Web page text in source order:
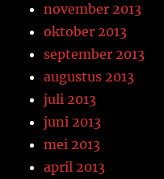
november 2013
oktober 2013
september 2013
augustus 2013
juli 2013
juni 2013
mei 2013
april 2013